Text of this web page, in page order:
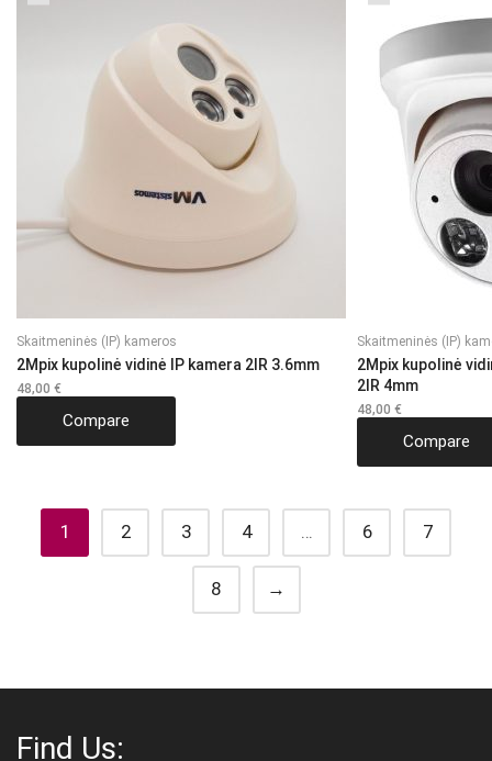
Skaitmeninės (IP) kameros
2Mpix kupolinė vidinė IP kamera 2IR 3.6mm
48,00 €
Compare
Skaitmeninės (IP)
2Mpix kupolinė
2IR 4mm
48,00 €
Compare
1 2 3 4 … 6 7
8 →
Find Us: